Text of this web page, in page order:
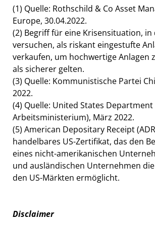
(1) Quelle: Rothschild & Co Asset
Europe, 30.04.2022.
(2) Begriff für eine Krisensituation, in
versuchen, als riskant eingestufte
verkaufen, um hochwertige Anlagen
als sicherer gelten.
(3) Quelle: Kommunistische Partei
2022.
(4) Quelle: United States Department
Arbeitsministerium), März 2022.
(5) American Depositary Receipt
handelbares US-Zertifikat, das den
eines nicht-amerikanischen
und ausländischen Unternehmen
den US-Märkten ermöglicht.
Disclaimer